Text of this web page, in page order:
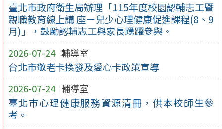
臺北市政府衛生局辦理「115年度校園認輔志工暨
親職教育線上講 座－兒少心理健康促進課程(8、9
月)」，鼓勵認輔志工與家長踴躍參與。
2026-07-24 輔導室
台北市敬老卡換發及愛心卡政策宣導
2026-07-24 輔導室
臺北市心理健康服務資源清冊，供本校師生參
考。